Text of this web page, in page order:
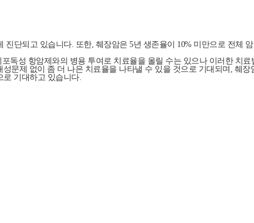
진단되고 있습니다. 또한, 췌장암은 5년 생존율이 10% 미만으로 전체
포독성 항암제와의 병용 투여로 치료율을 올릴 수는 있으나 이러한 치
문제 없이 좀 더 나은 치료율을 나타낼 수 있을 것으로 기대 되며, 췌장
로 기대하고 있습니다.